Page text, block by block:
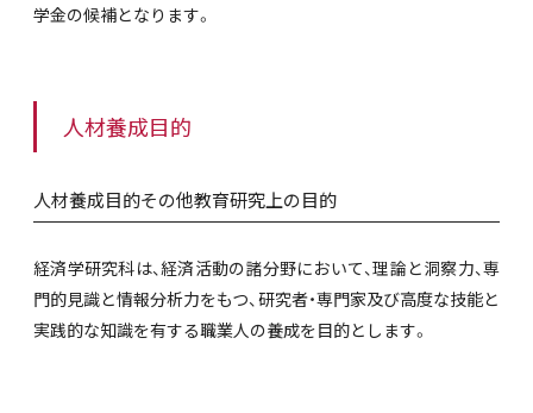
学金の候補となります。
人材養成目的
人材養成目的その他教育研究上の目的
経済学研究科は、経済活動の諸分野において、理論と洞察力、専
門的見識と情報分析力をもつ、研究者・専門家及び高度な技能と
実践的な知識を有する職業人の養成を目的とします。